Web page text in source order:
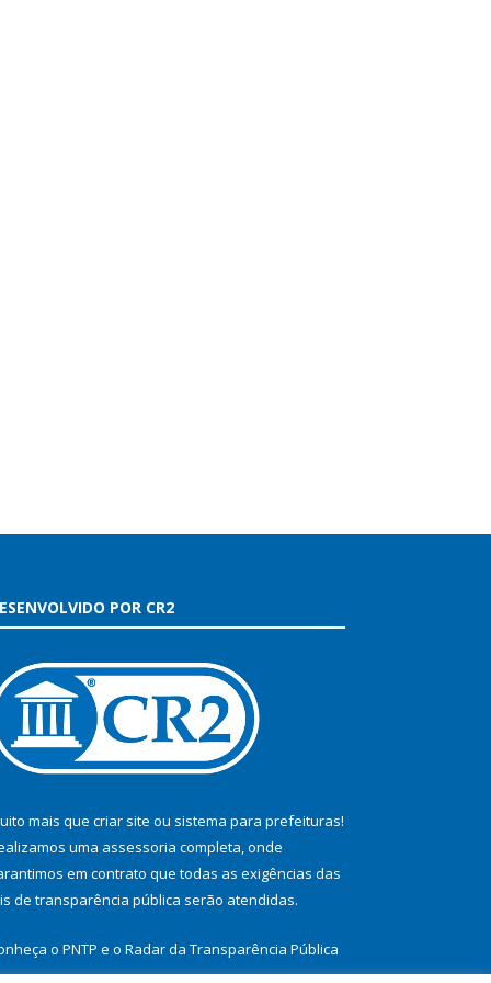
POR CR2
mais que criar site ou sistema para prefeituras!
uma assessoria completa, onde
em contrato que todas as exigências das
de transparência pública serão atendidas.
o PNTP e o Radar da Transparência Pública